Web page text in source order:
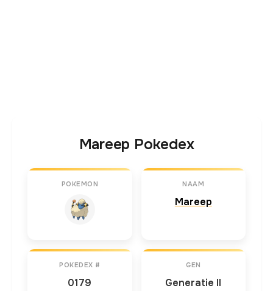
Mareep Pokedex
POKEMON NAAM
Mareep
POKEDEX #
0179
GEN
Generatie II